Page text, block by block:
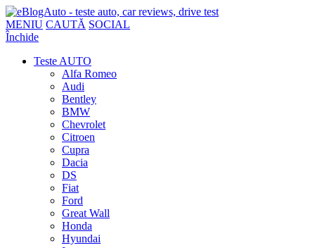
MENIU CAUTĂ SOCIAL
Închide
Teste AUTO
Alfa Romeo
Audi
Bentley
BMW
Chevrolet
Citroen
Cupra
Dacia
DS
Fiat
Ford
Great Wall
Honda
Hyundai